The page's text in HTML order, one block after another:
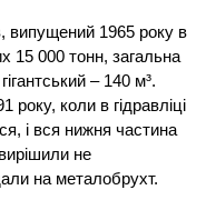
випущений 1965 року в
15 000 тонн, загальна
– 140 м³.
коли в гідравліці
і вся нижня частина
не
на металобрухт.